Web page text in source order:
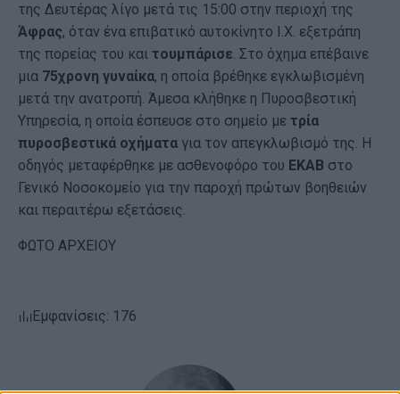
της Δευτέρας λίγο μετά τις 15:00 στην περιοχή της
Άφρας, όταν ένα επιβατικό αυτοκίνητο Ι.Χ. εξετράπη
της πορείας του και τουμπάρισε. Στο όχημα επέβαινε
μια 75χρονη γυναίκα, η οποία βρέθηκε εγκλωβισμένη
μετά την ανατροπή. Άμεσα κλήθηκε η Πυροσβεστική
Υπηρεσία, η οποία έσπευσε στο σημείο με τρία
πυροσβεστικά οχήματα για τον απεγκλωβισμό της. Η
οδηγός μεταφέρθηκε με ασθενοφόρο του ΕΚΑΒ στο
Γενικό Νοσοκομείο για την παροχή πρώτων βοηθειών
και περαιτέρω εξετάσεις.
ΦΩΤΟ ΑΡΧΕΙΟΥ
Εμφανίσεις: 176